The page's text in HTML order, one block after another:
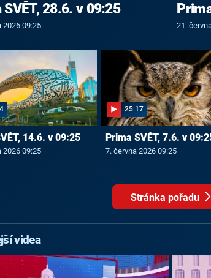
SVĚT, 28.6. v 09:25
2026 09:25 21.
14.6. v 09:25
2026 09:25
25:17
Prima SVĚT, 7.6. v
7. června 2026 09:25
Stránka pořadu
videa